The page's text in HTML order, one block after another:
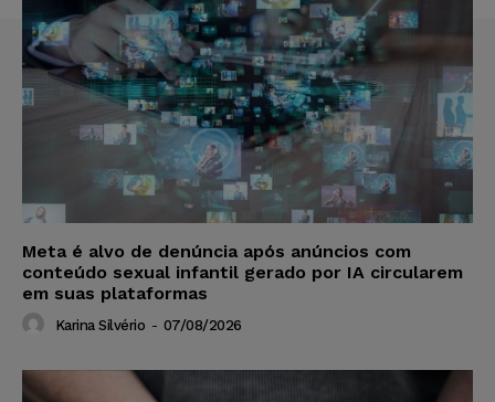
Meta é alvo de denúncia após anúncios com
conteúdo sexual infantil gerado por IA circularem
em suas plataformas
Karina Silvério - 07/08/2026